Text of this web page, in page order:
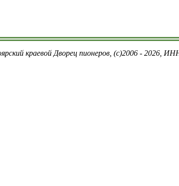
краевой Дворец пионеров, (c)2006 - 2026,